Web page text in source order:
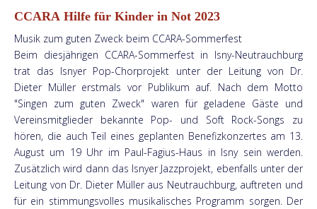
CCARA Hilfe für Kinder in Not 2023
Musik zum guten Zweck beim CCARA-Sommerfest
Beim diesjährigen CCARA-Sommerfest in Isny-Neutrauchburg
trat das Isnyer Pop-Chorprojekt unter der Leitung von Dr.
Dieter Müller erstmals vor Publikum auf. Nach dem Motto
"Singen zum guten Zweck" waren für geladene Gäste und
Vereinsmitglieder bekannte Pop- und Soft Rock-Songs zu
hören, die auch Teil eines geplanten Benefizkonzertes am 13.
August um 19 Uhr im Paul-Fagius-Haus in Isny sein werden.
Zusätzlich wird dann das Isnyer Jazzprojekt, ebenfalls unter der
Leitung von Dr. Dieter Müller aus Neutrauchburg, auftreten und
für ein stimmungsvolles musikalisches Programm sorgen. Der